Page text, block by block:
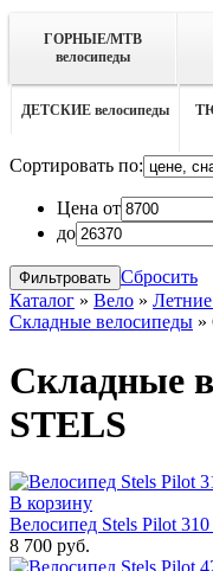
ГОРНЫЕ/MTB
велосипеды
ДЕТСКИЕ велосипеды
Сортировать по:
Цена от
до
Сбросить
Каталог » Вело »
Складные велосипеды »
Складные
STELS
В корзину
Велосипед Stels Pilot
8 700 руб.